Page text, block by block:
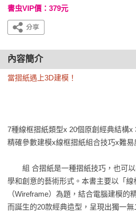
書虫VIP價：379元
內容簡介
當摺紙遇上3D建模！
7種線框摺紙類型x 20個原創經典結構x
精確參數建模x線框摺紙組合技巧x難易
組 合摺紙是一種摺紙技巧，也可以
學和創意的藝術形式。本書主要以「線
（Wireframe）為題，結合電腦建模的
而誕生的20款經典造型，呈現出獨一